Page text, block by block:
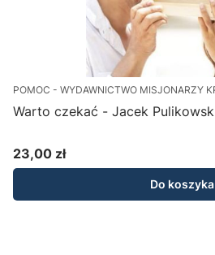
POMOC - WYDAWNICTWO MISJONARZY
Warto czekać - Jacek
Cena
23,00 zł
Do koszyka